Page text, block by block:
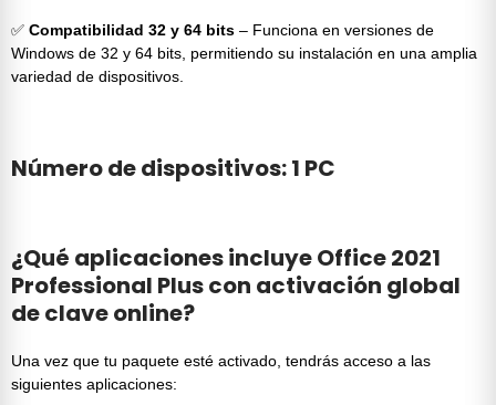
✅ Compatibilidad 32 y 64 bits – Funciona en versiones de
Windows de 32 y 64 bits, permitiendo su instalación en una amplia
variedad de dispositivos.
Número de dispositivos: 1 PC
¿Qué aplicaciones incluye Office 2021
Professional Plus con activación global
de clave online?
Una vez que tu paquete esté activado, tendrás acceso a las
siguientes aplicaciones: